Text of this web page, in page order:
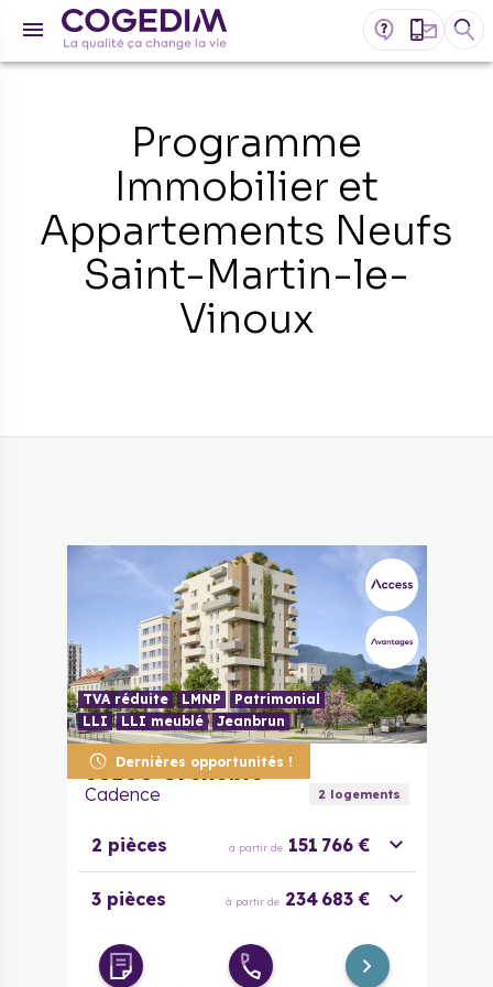
Programme
Immobilier et
Appartements Neufs
Saint-Martin-le-
Vinoux
Dernières opportunités !
TVA réduite LMNP
Patrimonial
LLI
LLI meublé Jeanbrun
38100 Grenoble
Cadence 2logements
2 pièces à partir de 151 766 €
3 pièces à partir de 234 683 €